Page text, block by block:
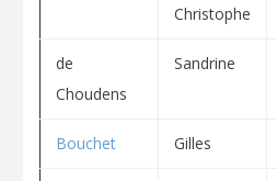
Christophe
de
Choudens
Sandrine
Bouchet Gilles